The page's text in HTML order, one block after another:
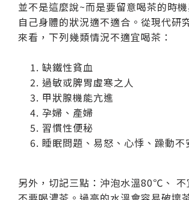
並不是這麼說~而是要留意喝茶的時
自己身體的狀況適不適合。從現代研
來看，下列幾類情況不適宜喝茶：
缺鐵性貧血
過敏或脾胃虛寒之人
甲狀腺機能亢進
孕婦、產婦
習慣性便秘
睡眠問題、易怒、心悸、躁動不
另外，切記三點：沖泡水溫80℃、 不